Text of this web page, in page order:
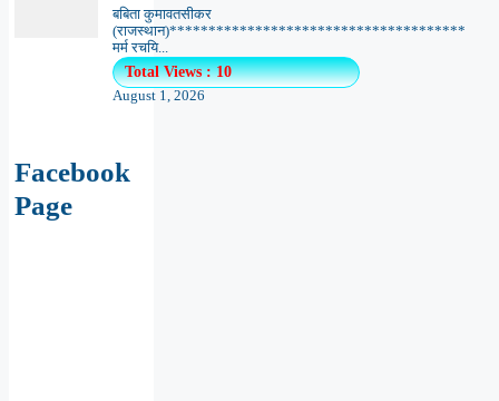
बबिता कुमावतसीकर
(राजस्थान)**************************************
मर्म रचयि...
Total Views : 10
August 1, 2026
Facebook
Page